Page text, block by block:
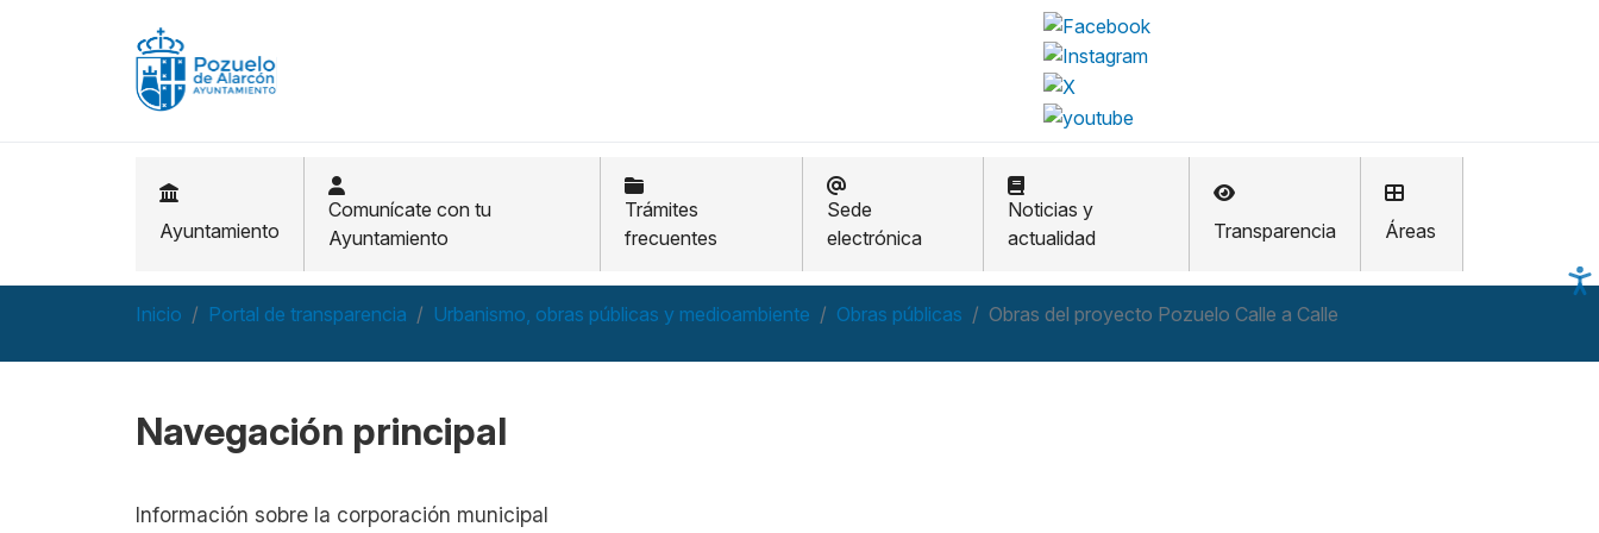
Ayuntamiento
Comunícate con tu
Ayuntamiento
Trámites
frecuentes
Sede
electrónica
Noticias y
actualidad
Transparencia Áreas
Inicio Portal de transparencia Urbanismo, obras públicas y medioambiente Obras públicas Obras del proyecto Pozuelo Calle a Calle
Navegación principal
Información sobre la corporación municipal